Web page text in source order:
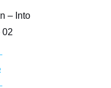
– Into
02